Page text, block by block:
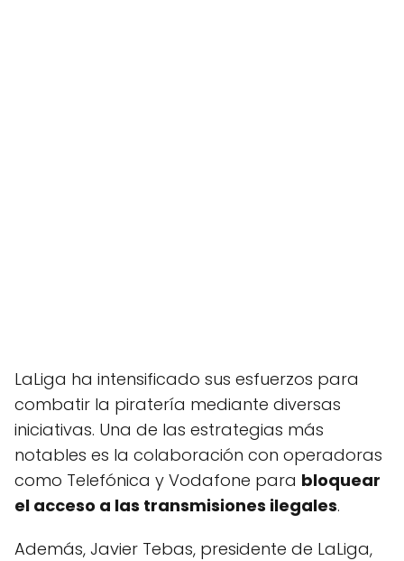
LaLiga ha intensificado sus esfuerzos para
combatir la piratería mediante diversas
iniciativas. Una de las estrategias más
notables es la colaboración con operadoras
como Telefónica y Vodafone para bloquear
el acceso a las transmisiones ilegales.
Además, Javier Tebas, presidente de LaLiga,